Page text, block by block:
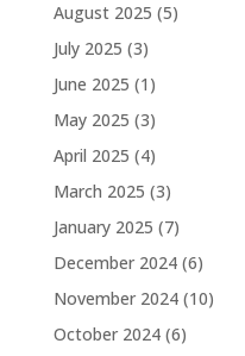
August 2025 (5)
July 2025 (3)
June 2025 (1)
May 2025 (3)
April 2025 (4)
March 2025 (3)
January 2025 (7)
December 2024(6)
November 2024(10)
October 2024(6)